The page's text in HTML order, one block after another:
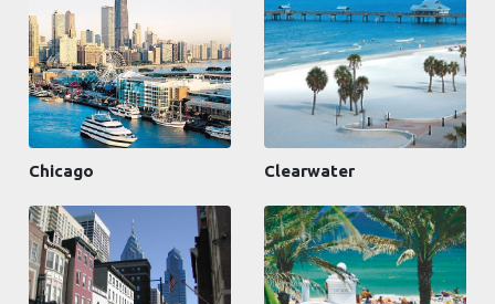
Chicago Clearwater